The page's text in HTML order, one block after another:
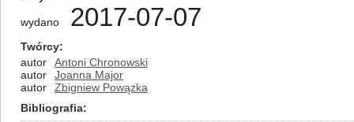
wydano 2017-07-07
Twórcy
autor
Antoni Chronowski
autor
Joanna Major
autor
Zbigniew Powązka
Bibliografia